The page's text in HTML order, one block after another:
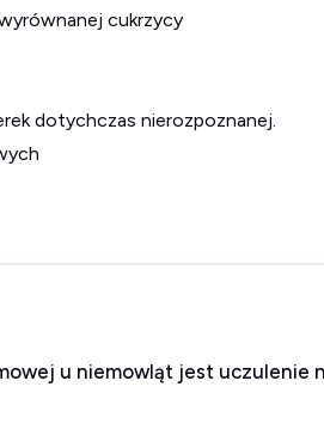
cukrzycy
dotychczas nierozpoznanej.
u niemowląt jest uczulenie